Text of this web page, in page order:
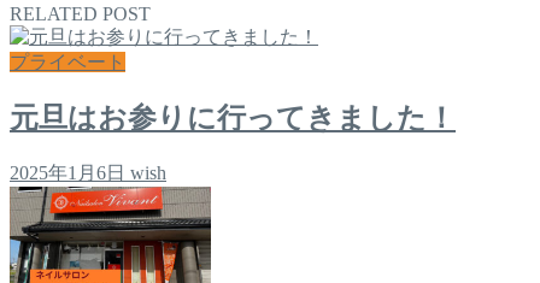
RELATED POST
プライベート
元旦はお参りに行ってきました！
2025年1月6日 wish